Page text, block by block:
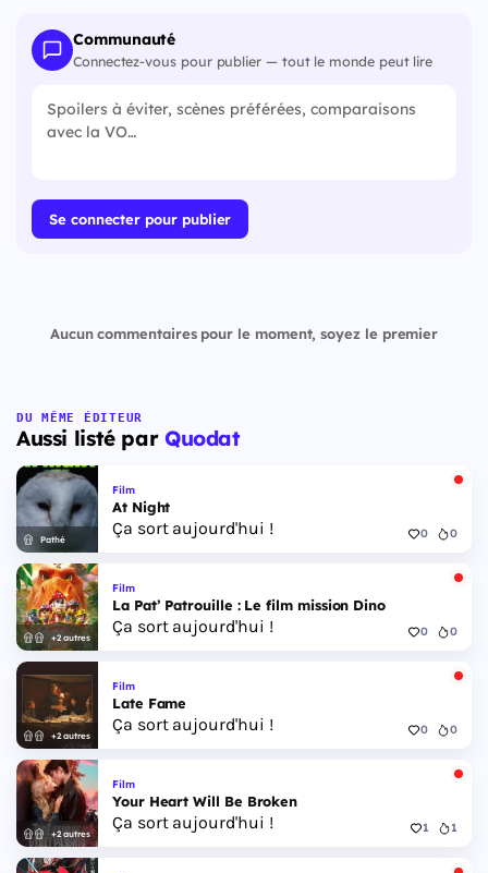
Communauté
Connectez-vous pour publier — tout le monde peut lire
Se connecter pour publier
Aucun commentaires pour le moment, soyez le premier
DU MÊME ÉDITEUR
Aussi listé par Quodat
Pathé
Film
At Night
Ça sort aujourd'hui ! 0 0
+2 autres
Film
La Pat’ Patrouille : Le film mission Dino
Ça sort aujourd'hui ! 0 0
+2 autres
Film
Late Fame
Ça sort aujourd'hui ! 0 0
+2 autres
Film
Your Heart Will Be Broken
Ça sort aujourd'hui ! 1 1